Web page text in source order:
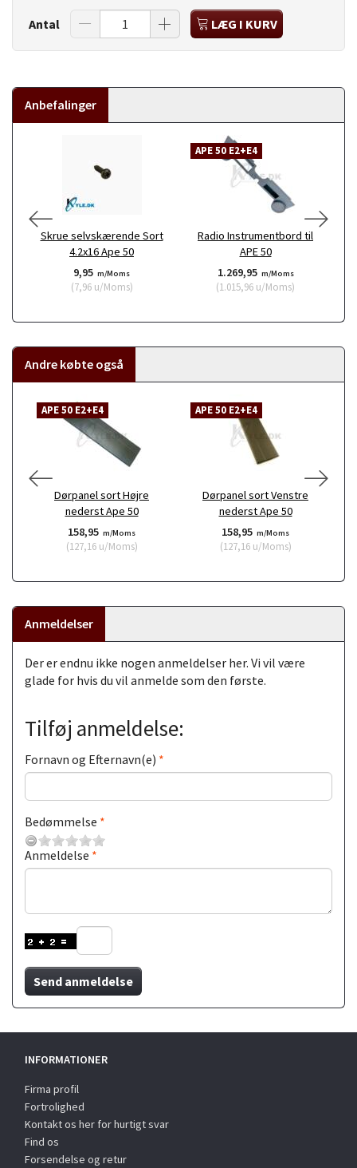
Antal LÆG I KURV
Anbefalinger
Skrue selvskærende Sort
4.2x16 Ape 50
9,95 m/Moms
(7,96u/Moms)
APE 50 E2+E4
Radio Instrumentbord til
APE 50
1.269,95 m/Moms
(1.015,96 u/Moms)
Andre købte også
APE 50 E2+E4
Dørpanel sort Højre
nederst Ape 50
158,95 m/Moms
(127,16u/Moms)
APE 50 E2+E4
Dørpanel sort Venstre
nederst Ape 50
158,95 m/Moms
(127,16u/Moms)
Anmeldelser
Der er endnu ikke nogen anmeldelser her. Vi vil være
glade for hvis du vil anmelde som den første.
Tilføj anmeldelse:
Fornavn og Efternavn(e)
Bedømmelse
Anmeldelse
Send anmeldelse
INFORMATIONER
Firma profil
Fortrolighed
Kontakt os her for hurtigt svar
Find os
Forsendelse og retur